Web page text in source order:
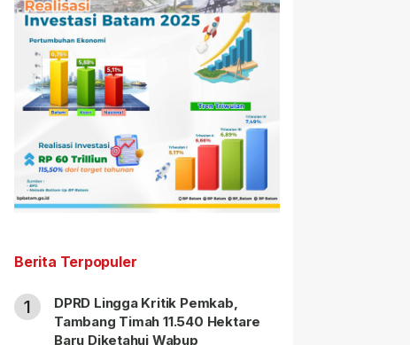
Berita Terpopuler
1
DPRD Lingga Kritik Pemkab,
Tambang Timah 11.540 Hektare
Baru Diketahui Wabup